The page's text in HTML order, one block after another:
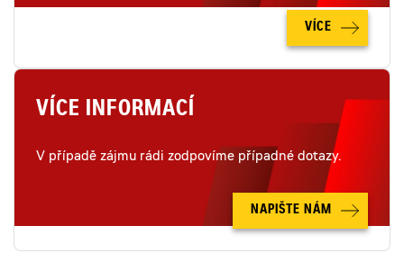
VÍCE
VÍCE INFORMACÍ
V případě zájmu rádi zodpovíme případné dotazy.
NAPIŠTE NÁM